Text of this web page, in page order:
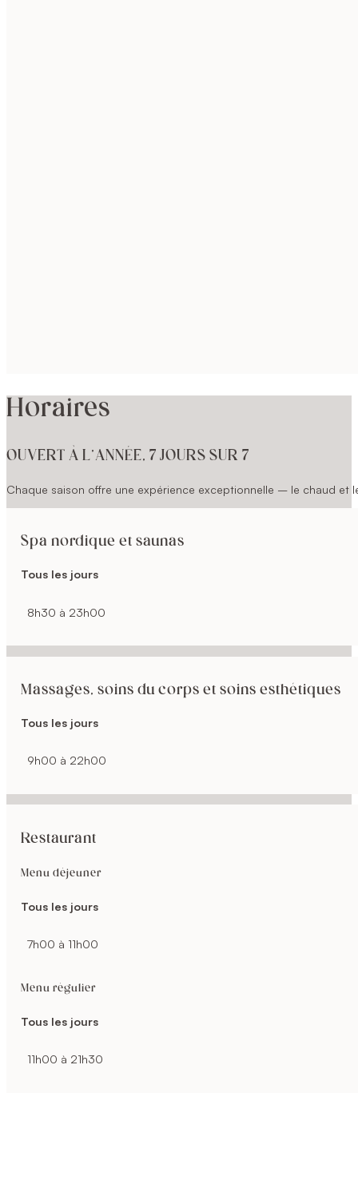
Horaires
OUVERT À L’ANNÉE, 7 JOURS SUR 7
Chaque saison offre une expérience exceptionnelle – le chaud et
Spa nordique et saunas
Tous les jours
8h30 à 23h00
Massages, soins du corps et soins esthétiques
Tous les jours
9h00 à 22h00
Restaurant
Menu déjeuner
Tous les jours
7h00 à 11h00
Menu régulier
Tous les jours
11h00 à 21h30